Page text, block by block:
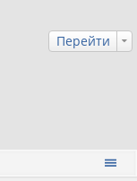
Перейти